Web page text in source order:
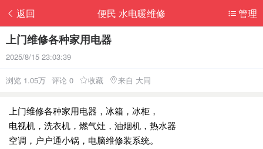
返回 管理
便民 水电暖维修
上门维修各种家用电器
2025/8/15 23:03:39
浏览 1.05万 评论 0 收藏 来自 大同
上门维修各种家用电器，冰箱，冰柜，
电视机，洗衣机，燃气灶，油烟机，热水器
空调，户户通小锅，电脑维修装系统。